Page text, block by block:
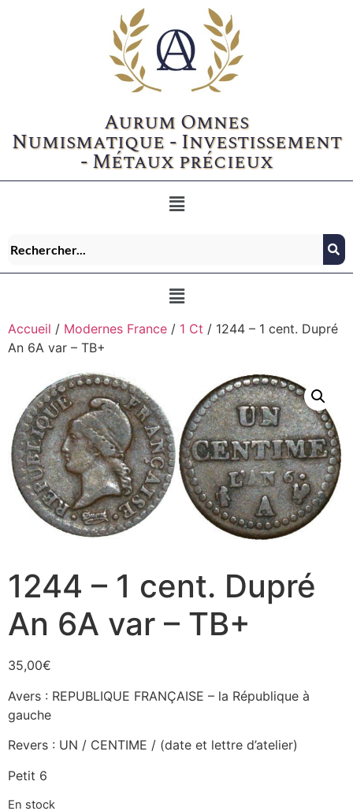
Aurum Omnes
Numismatique - Investissement
- Métaux précieux
Accueil / Modernes France / 1 Ct / 1244 – 1 cent. Dupré
An 6A var – TB+
1244 – 1 cent. Dupré
An 6A var – TB+
35,00€
Avers : REPUBLIQUE FRANÇAISE – la République à
gauche
Revers : UN / CENTIME / (date et lettre d’atelier)
Petit 6
En stock